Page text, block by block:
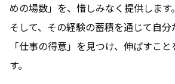
めの場数」を、惜しみなく提供します。
そして、その経験の蓄積を通じて自
「仕事の得意」を見つけ、伸ばすこ
す。